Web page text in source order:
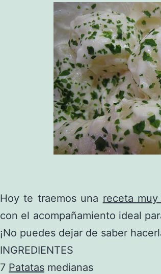
Hoy te traemos una receta muy
con el acompañamiento ideal
¡No puedes dejar de saber
INGREDIENTES
7 Patatas medianas